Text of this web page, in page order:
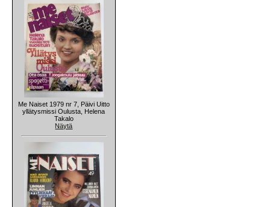
Me Naiset 1979 nr 7, Päivi Uitto
yllätysmissi Oulusta, Helena
Takalo
Näytä